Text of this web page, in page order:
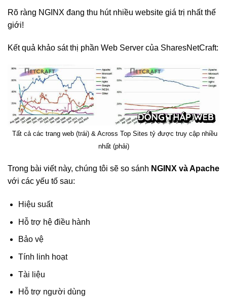
Rõ ràng NGINX đang thu hút nhiều website giá trị nhất thế
giới!
Kết quả khảo sát thị phần Web Server của SharesNetCraft:
Tất cả các trang web (trái) & Across Top Sites tỷ được truy cập nhiều
nhất (phải)
Trong bài viết này, chúng tôi sẽ so sánh NGINX và Apache
với các yếu tố sau:
Hiệu suất
Hỗ trợ hệ điều hành
Bảo vệ
Tính linh hoạt
Tài liệu
Hỗ trợ người dùng